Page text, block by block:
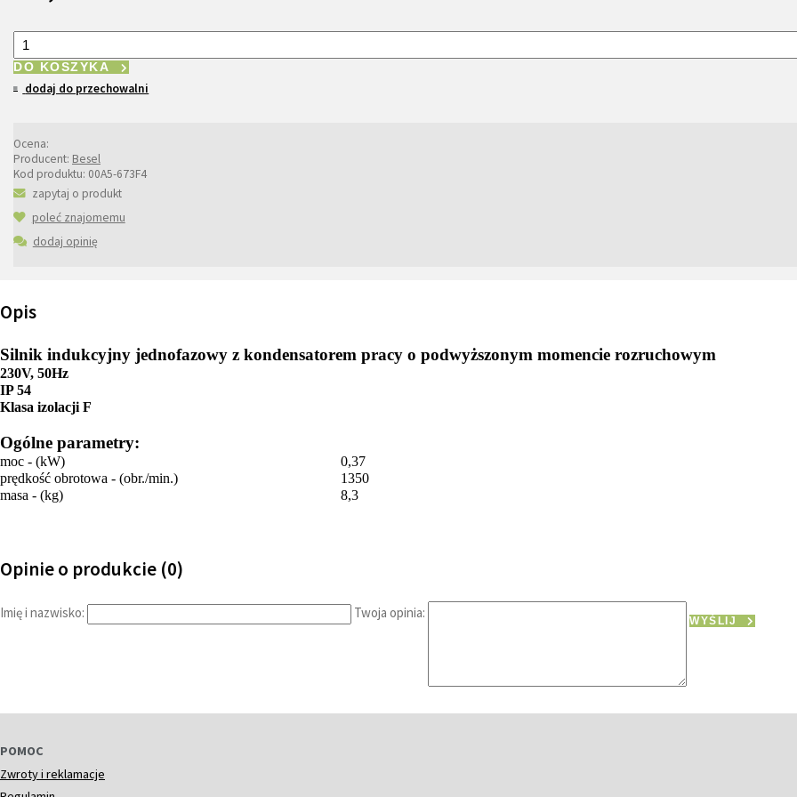
DO KOSZYKA
dodaj do przechowalni
Ocena:
Producent: Besel
Kod produktu: 00A5-673F4
zapytaj o produkt
poleć znajomemu
dodaj opinię
Opis
Silnik indukcyjny jednofazowy z kondensatorem pracy o podwyższonym momencie rozruchowym
230V, 50Hz
IP 54
Klasa izolacji F
Ogólne parametry:
moc - (kW)
0,37
prędkość obrotowa - (obr./min.)
1350
masa - (kg)
8,3
Opinie o produkcie (0)
Imię i nazwisko: Twoja opinia: WYŚLIJ
POMOC
Zwroty i reklamacje